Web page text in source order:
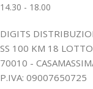
14.30 - 18.00
DIGITS
SS 100 KM 18
70010 -
P.IVA: 09007650725